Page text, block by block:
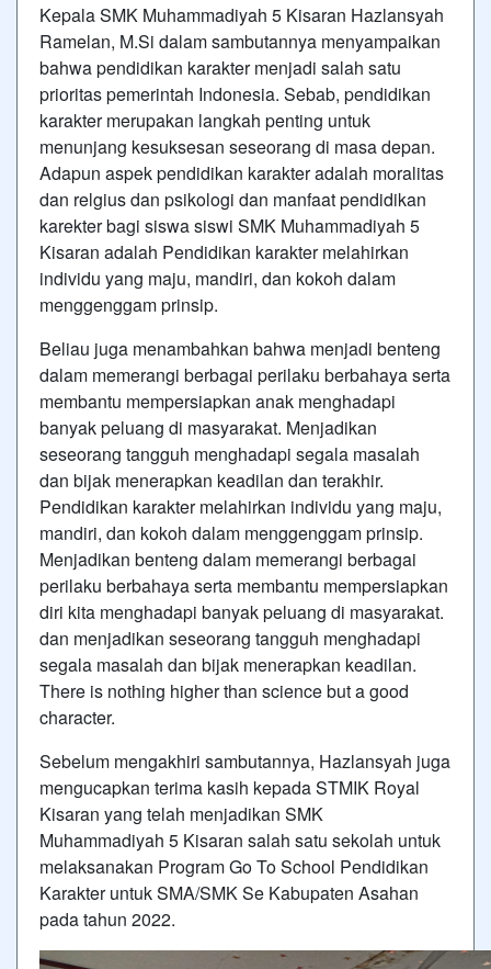
Kepala SMK Muhammadiyah 5 Kisaran Hazlansyah
Ramelan, M.Si dalam sambutannya menyampaikan
bahwa pendidikan karakter menjadi salah satu
prioritas pemerintah Indonesia. Sebab, pendidikan
karakter merupakan langkah penting untuk
menunjang kesuksesan seseorang di masa depan.
Adapun aspek pendidikan karakter adalah moralitas
dan relgius dan psikologi dan manfaat pendidikan
karekter bagi siswa siswi SMK Muhammadiyah 5
Kisaran adalah Pendidikan karakter melahirkan
individu yang maju, mandiri, dan kokoh dalam
menggenggam prinsip.
Beliau juga menambahkan bahwa menjadi benteng
dalam memerangi berbagai perilaku berbahaya serta
membantu mempersiapkan anak menghadapi
banyak peluang di masyarakat. Menjadikan
seseorang tangguh menghadapi segala masalah
dan bijak menerapkan keadilan dan terakhir.
Pendidikan karakter melahirkan individu yang maju,
mandiri, dan kokoh dalam menggenggam prinsip.
Menjadikan benteng dalam memerangi berbagai
perilaku berbahaya serta membantu mempersiapkan
diri kita menghadapi banyak peluang di masyarakat.
dan menjadikan seseorang tangguh menghadapi
segala masalah dan bijak menerapkan keadilan.
There is nothing higher than science but a good
character.
Sebelum mengakhiri sambutannya, Hazlansyah juga
mengucapkan terima kasih kepada STMIK Royal
Kisaran yang telah menjadikan SMK
Muhammadiyah 5 Kisaran salah satu sekolah untuk
melaksanakan Program Go To School Pendidikan
Karakter untuk SMA/SMK Se Kabupaten Asahan
pada tahun 2022.